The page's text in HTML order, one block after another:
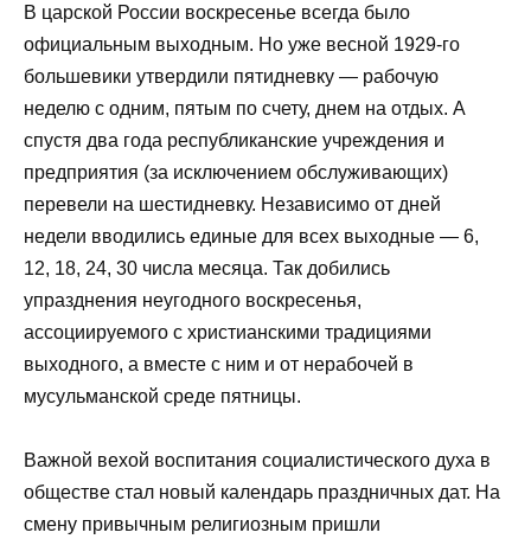
В царской России воскресенье всегда было
официальным выходным. Но уже весной 1929-го
большевики утвердили пятидневку — рабочую
неделю с одним, пятым по счету, днем на отдых. А
спустя два года республиканские учреждения и
предприятия (за исключением обслуживающих)
перевели на шестидневку. Независимо от дней
недели вводились единые для всех выходные — 6,
12, 18, 24, 30 числа месяца. Так добились
упразднения неугодного воскресенья,
ассоциируемого с христианскими традициями
выходного, а вместе с ним и от нерабочей в
мусульманской среде пятницы.
Важной вехой воспитания социалистического духа в
обществе стал новый календарь праздничных дат. На
смену привычным религиозным пришли